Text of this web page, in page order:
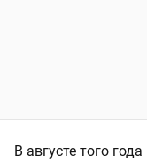
В августе того